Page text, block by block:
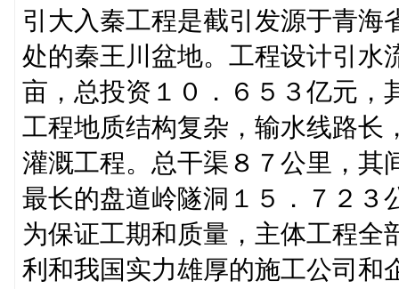
引大入秦工程是截引发源于青海
处的秦王川盆地。工程设计引水
亩，总投资１０．６５３亿元，
工程地质结构复杂，输水线路长
灌溉工程。总干渠８７公里，其
最长的盘道岭隧洞１５．７２３
为保证工期和质量，主体工程全
利和我国实力雄厚的施工公司和